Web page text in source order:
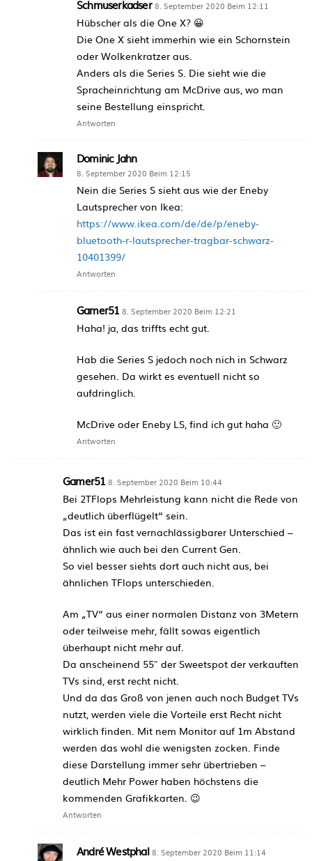
Schmuserkadser 8. September 2020 Beim 12:11
Hübscher als die One X? 😀
Die One X sieht immerhin wie ein Schornstein
oder Wolkenkratzer aus.
Anders als die Series S. Die sieht wie die
Spracheinrichtung am McDrive aus, wo man
seine Bestellung einspricht.
Antworten
Dominic Jahn
8. September 2020 Beim 12:15
Nein die Series S sieht aus wie der Eneby
Lautsprecher von Ikea:
https://www.ikea.com/de/de/p/eneby-
bluetooth-r-lautsprecher-tragbar-schwarz-
10401399/
Antworten
Gamer51 8. September 2020 Beim 12:21
Haha! ja, das triffts echt gut.
Hab die Series S jedoch noch nich in Schwarz
gesehen. Da wirkt es eventuell nicht so
aufdringlich.
McDrive oder Eneby LS, find ich gut haha 🙂
Antworten
Gamer51 8. September 2020 Beim 10:44
Bei 2TFlops Mehrleistung kann nicht die Rede von
„deutlich überflügelt“ sein.
Das ist ein fast vernachlässigbarer Unterschied –
ähnlich wie auch bei den Current Gen.
So viel besser siehts dort auch nicht aus, bei
ähnlichen TFlops unterschieden.
Am „TV“ aus einer normalen Distanz von 3Metern
oder teilweise mehr, fällt sowas eigentlich
überhaupt nicht mehr auf.
Da anscheinend 55″ der Sweetspot der verkauften
TVs sind, erst recht nicht.
Und da das Groß von jenen auch noch Budget TVs
nutzt, werden viele die Vorteile erst Recht nicht
wirklich finden. Mit nem Monitor auf 1m Abstand
werden das wohl die wenigsten zocken. Finde
diese Darstellung immer sehr übertrieben –
deutlich Mehr Power haben höchstens die
kommenden Grafikkarten. 😉
Antworten
André Westphal 8. September 2020 Beim 11:14